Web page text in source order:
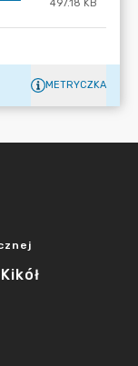
497.18 KB
METRYCZKA